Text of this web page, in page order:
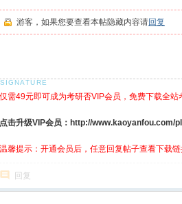
游客，如果您要查看本帖隐藏内容请回复
仅需49元即可成为考研否VIP会员，免费下载全站
点击升级VIP会员：http://www.kaoyanfou.com/
温馨提示：开通会员后，任意回复帖子查看下载
回复